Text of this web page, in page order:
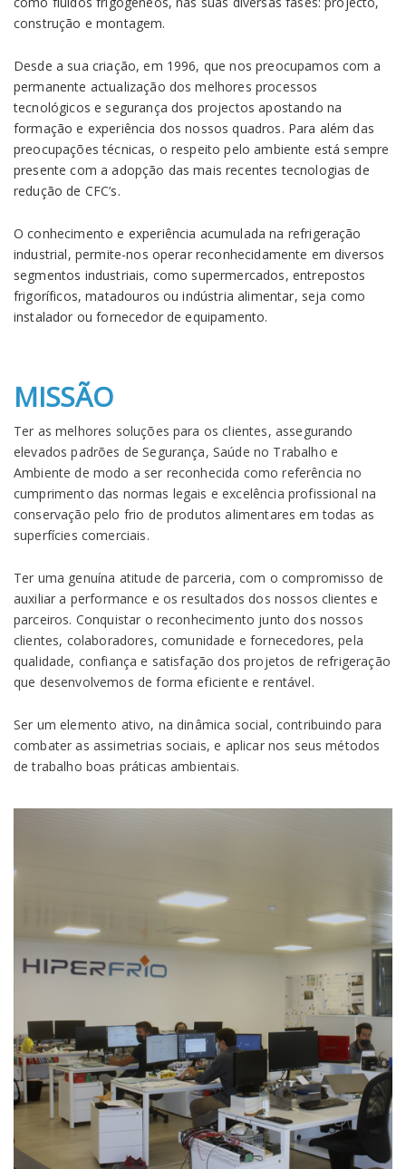
construção e montagem.
Desde a sua criação, em 1996, que nos preocupamos com a
permanente actualização dos melhores processos
tecnológicos e segurança dos projectos apostando na
formação e experiência dos nossos quadros. Para além das
preocupações técnicas, o respeito pelo ambiente está sempre
presente com a adopção das mais recentes tecnologias de
redução de CFC’s.
O conhecimento e experiência acumulada na refrigeração
industrial, permite-nos operar reconhecidamente em diversos
segmentos industriais, como supermercados, entrepostos
frigoríficos, matadouros ou indústria alimentar, seja como
instalador ou fornecedor de equipamento.
MISSÃO
Ter as melhores soluções para os clientes, assegurando
elevados padrões de Segurança, Saúde no Trabalho e
Ambiente de modo a ser reconhecida como referência no
cumprimento das normas legais e excelência profissional na
conservação pelo frio de produtos alimentares em todas as
superfícies comerciais.
Ter uma genuína atitude de parceria, com o compromisso de
auxiliar a performance e os resultados dos nossos clientes e
parceiros. Conquistar o reconhecimento junto dos nossos
clientes, colaboradores, comunidade e fornecedores, pela
qualidade, confiança e satisfação dos projetos de refrigeração
que desenvolvemos de forma eficiente e rentável.
Ser um elemento ativo, na dinâmica social, contribuindo para
combater as assimetrias sociais, e aplicar nos seus métodos
de trabalho boas práticas ambientais.